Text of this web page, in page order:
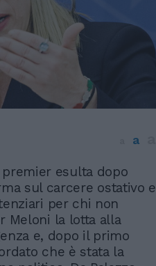
a
esulta dopo
sul carcere ostativo e
per chi non
Meloni la lotta alla
e, dopo il primo
che è stata la